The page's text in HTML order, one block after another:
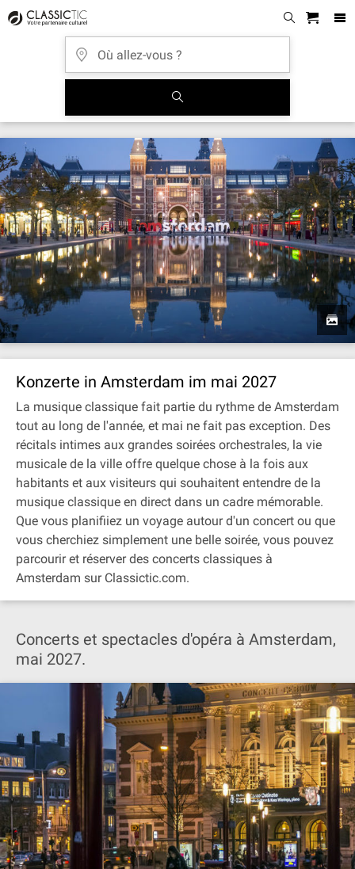
Konzerte in Amsterdam im mai 2027
La musique classique fait partie du rythme de Amsterdam
tout au long de l'année, et mai ne fait pas exception. Des
récitals intimes aux grandes soirées orchestrales, la vie
musicale de la ville offre quelque chose à la fois aux
habitants et aux visiteurs qui souhaitent entendre de la
musique classique en direct dans un cadre mémorable.
Que vous planifiiez un voyage autour d'un concert ou que
vous cherchiez simplement une belle soirée, vous pouvez
parcourir et réserver des concerts classiques à
Amsterdam sur Classictic.com.
Concerts et spectacles d'opéra à Amsterdam,
mai 2027.